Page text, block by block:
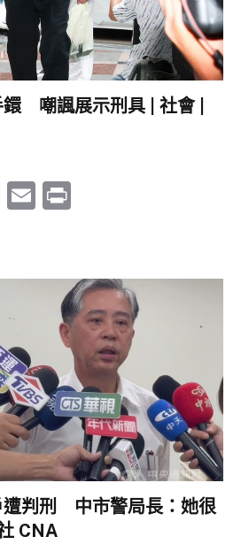
嘲諷展示刑具 | 社會 |
C
o
y
Li
n
k
E
m
l
遭判刑 中市警局長：她很
CNA